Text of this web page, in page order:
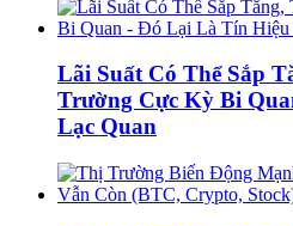
Lãi Suất Có Thể Sắp
Trường Cực Kỳ Bi
Lạc Quan